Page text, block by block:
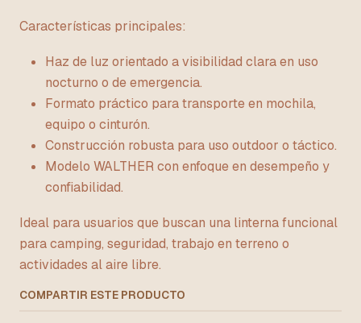
Características principales:
Haz de luz orientado a visibilidad clara en uso
nocturno o de emergencia.
Formato práctico para transporte en mochila,
equipo o cinturón.
Construcción robusta para uso outdoor o táctico.
Modelo WALTHER con enfoque en desempeño y
confiabilidad.
Ideal para usuarios que buscan una linterna funcional
para camping, seguridad, trabajo en terreno o
actividades al aire libre.
COMPARTIR ESTE PRODUCTO